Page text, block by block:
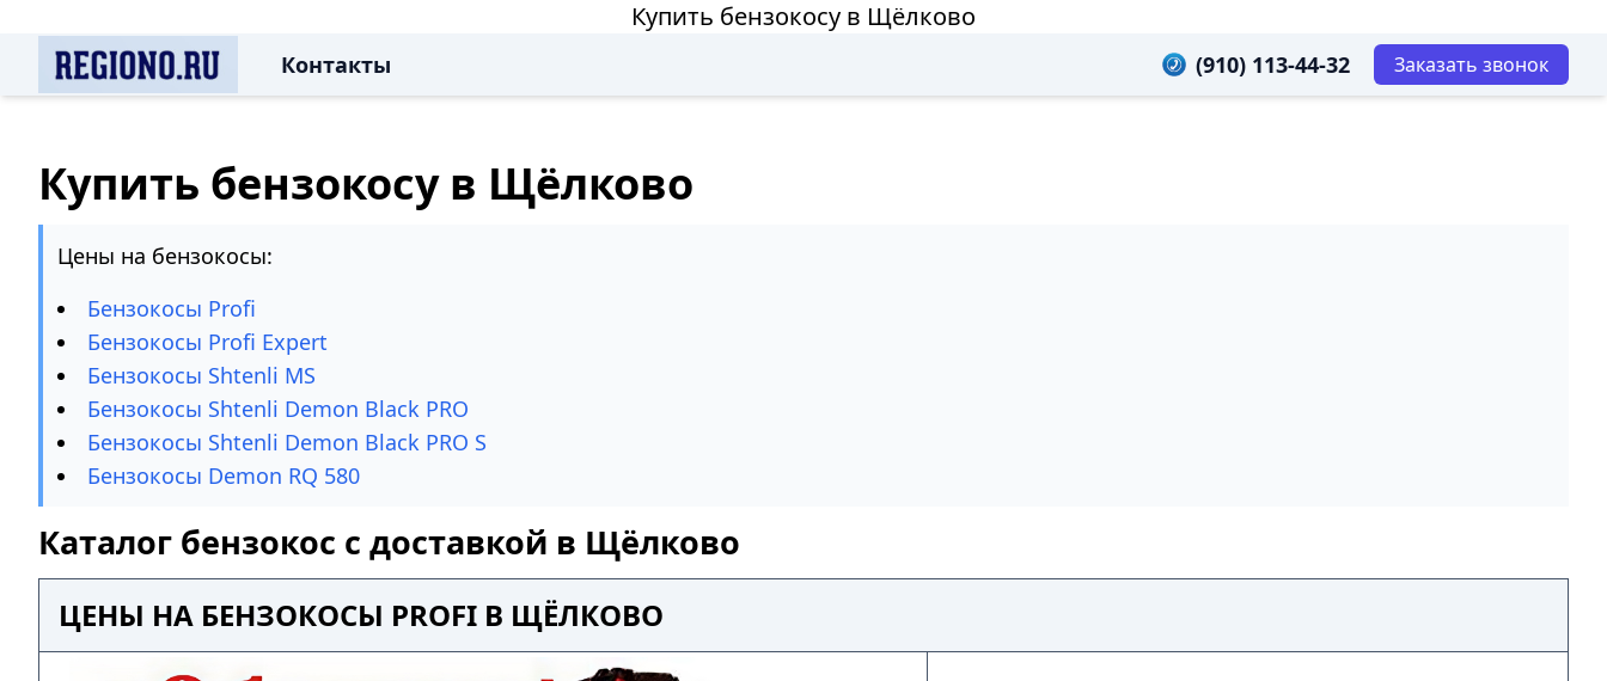
Купить бензокосу в Щёлково
Контакты (910) 113-44-32 Заказать звонок
Купить бензокосу в Щёлково
Цены на бензокосы:
Бензокосы Profi
Бензокосы Profi Expert
Бензокосы Shtenli MS
Бензокосы Shtenli Demon Black PRO
Бензокосы Shtenli Demon Black PRO S
Бензокосы Demon RQ 580
Каталог бензокос с доставкой в Щёлково
ЦЕНЫ НА БЕНЗОКОСЫ PROFI В ЩЁЛКОВО